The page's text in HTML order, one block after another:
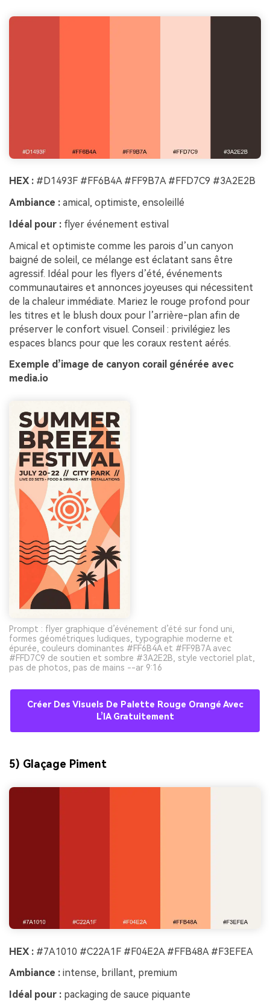
HEX : #D1493F #FF6B4A #FF9B7A #FFD7C9 #3A2E2B
Ambiance : amical, optimiste, ensoleillé
Idéal pour : flyer événement estival
Amical et optimiste comme les parois d’un canyon
baigné de soleil, ce mélange est éclatant sans être
agressif. Idéal pour les flyers d’été, événements
communautaires et annonces joyeuses qui nécessitent
de la chaleur immédiate. Mariez le rouge profond pour
les titres et le blush doux pour l’arrière-plan afin de
préserver le confort visuel. Conseil : privilégiez les
espaces blancs pour que les coraux restent aérés.
Exemple d’image de canyon corail générée avec
media.io
Prompt : flyer graphique d’événement d’été sur fond uni,
formes géométriques ludiques, typographie moderne et
épurée, couleurs dominantes #FF6B4A et #FF9B7A avec
#FFD7C9 de soutien et sombre #3A2E2B, style vectoriel plat,
pas de photos, pas de mains --ar 9:16
Créer Des Visuels De Palette Rouge Orangé Avec
L’IA Gratuitement
5) Glaçage Piment
HEX : #7A1010 #C22A1F #F04E2A #FFB48A #F3EFEA
Ambiance : intense, brillant, premium
Idéal pour : packaging de sauce piquante